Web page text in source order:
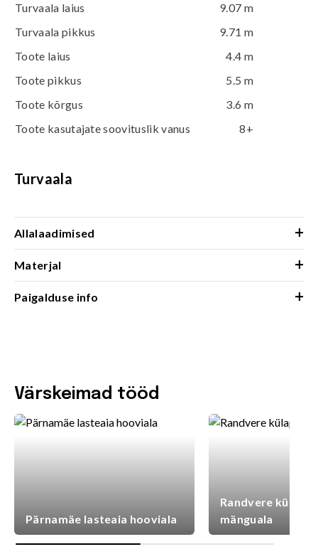
Turvaala laius
9.07 m
Turvaala pikkus
9.71 m
Toote laius
4.4 m
Toote pikkus
5.5 m
Toote kõrgus
3.6 m
Toote kasutajate soovituslik vanus
8+
Turvaala
Allalaadimised +
Materjal +
Paigalduse info +
Värskeimad tööd
Pärnamäe lasteaia hooviala
Randvere
mänguala